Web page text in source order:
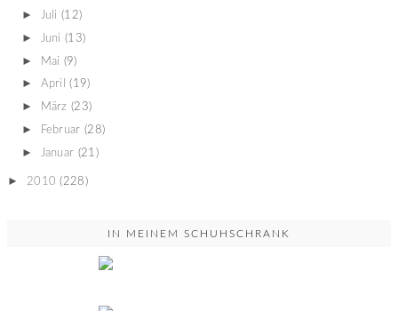
► Juli (12)
► Juni (13)
► Mai (9)
► April (19)
► März (23)
► Februar (28)
► Januar (21)
► 2010 (228)
IN MEINEM SCHUHSCHRANK